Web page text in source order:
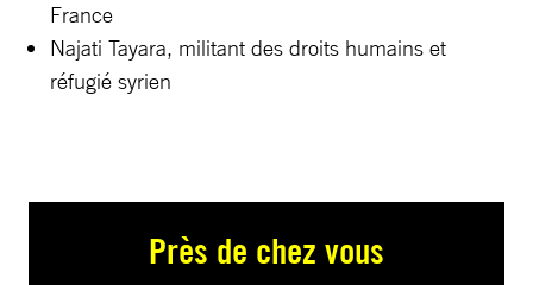
France
Najati Tayara, militant des droits humains et
réfugié syrien
Près de chez vous